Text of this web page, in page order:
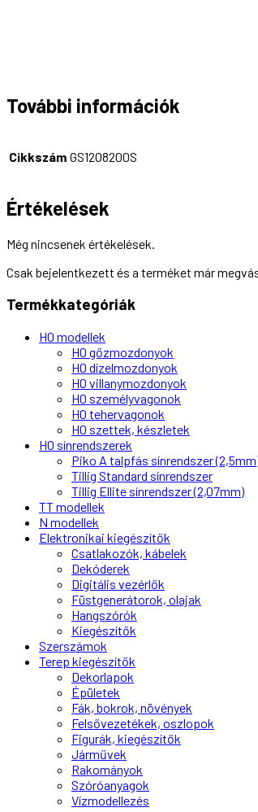
További információk
Cikkszám GS1208200S
Értékelések
Még nincsenek értékelések.
Csak bejelentkezett és a terméket már
Termékkategóriák
H0 modellek
H0 gőzmozdonyok
H0 dízelmozdonyok
H0 villanymozdonyok
H0 személyvagonok
H0 tehervagonok
H0 szettek, készletek
H0 sínrendszerek
Piko A talpfás sínrendszer
Tillig Standard sínrendszer
Tillig Ellite sínrendszer (2,07mm)
TT modellek
N modellek
Elektronikai kiegészítők
Csatlakozók, kábelek
Dekóderek
Digitális vezérlők
Füstgenerátorok, olajak
Hangszórók
Kiegészítők
Szerszámok
Terep kiegészítők
Dekorlapok
Épületek
Fák, bokrok, növények
Felsővezetékek, oszlopok
Figurák, kiegészítők
Járművek
Rakományok
Szóróanyagok
Vízmodellezés